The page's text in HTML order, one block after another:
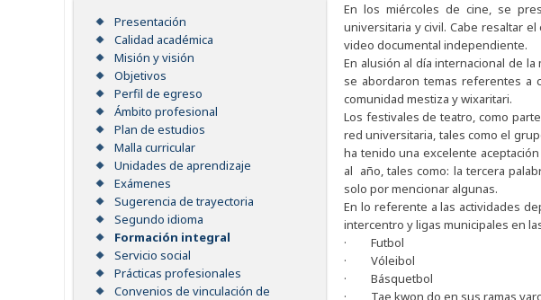
Presentación
Calidad académica
Misión y visión
Objetivos
Perfil de egreso
Ámbito profesional
Plan de estudios
Malla curricular
Unidades de aprendizaje
Exámenes
Sugerencia de trayectoria
Segundo idioma
Formación integral
Servicio social
Prácticas profesionales
Convenios de vinculación de
En los miércoles de cine, se
universitaria y civil. Cabe resaltar
video documental independiente.
En alusión al día internacional de
se abordaron temas referentes a
comunidad mestiza y wixaritari.
Los festivales de teatro, como
red universitaria, tales como el
ha tenido una excelente
al año, tales como: la tercera
solo por mencionar algunas.
En lo referente a las actividades
intercentro y ligas municipales en
· Futbol
· Vóleibol
· Básquetbol
· Tae kwon do en sus ramas